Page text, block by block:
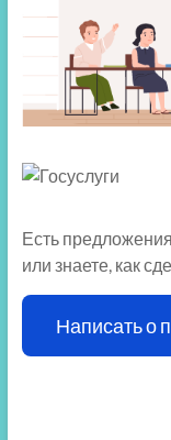
Есть
или знаете, как
Написать о